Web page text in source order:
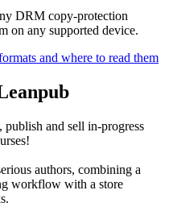
DRM copy-protection
on any supported device.
and where to read them
and sell in-progress
authors, combining a
workflow with a store